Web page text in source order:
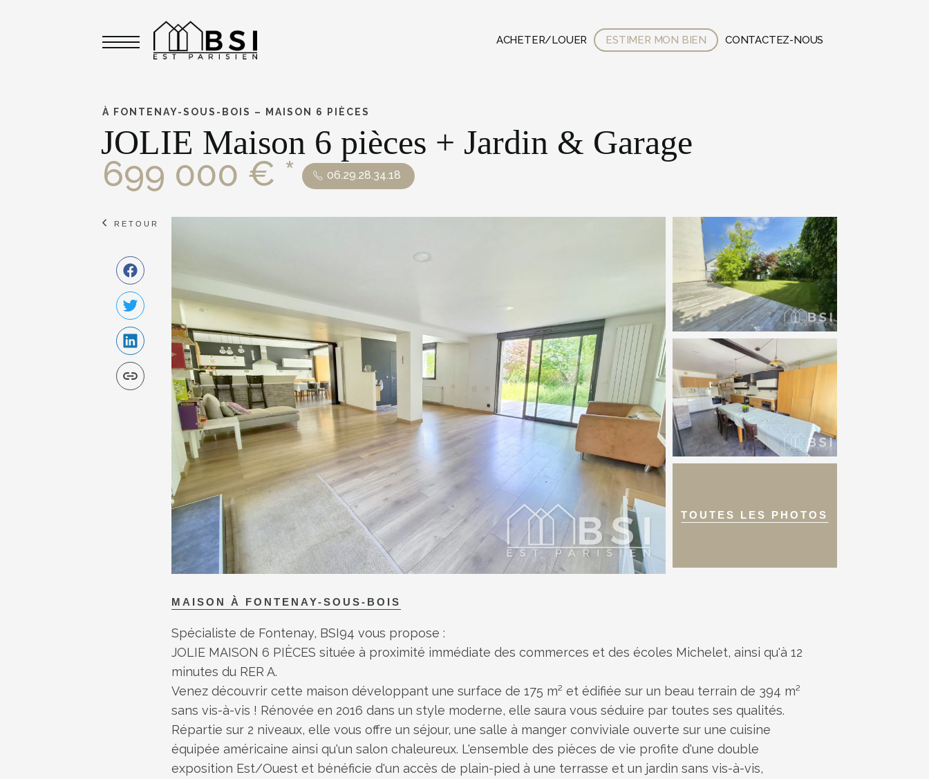
À FONTENAY-SOUS-BOIS – MAISON 6 PIÈCES
JOLIE Maison 6 pièces + Jardin & Garage
699 000 € * 06.29.28.34.18
RETOUR
TOUTES LES PHOTOS
MAISON À FONTENAY-SOUS-BOIS
Spécialiste de Fontenay, BSI94 vous propose :
JOLIE MAISON 6 PIÈCES située à proximité immédiate des commerces et des écoles Michelet, ainsi qu'à 12
minutes du RER A.
Venez découvrir cette maison développant une surface de 175 m² et édifiée sur un beau terrain de 394 m²
sans vis-à-vis ! Rénovée en 2016 dans un style moderne, elle saura vous séduire par toutes ses qualités.
Répartie sur 2 niveaux, elle vous offre un séjour, une salle à manger conviviale ouverte sur une cuisine
équipée américaine ainsi qu'un salon chaleureux. L'ensemble des pièces de vie profite d'une double
exposition Est/Ouest et bénéficie d'un accès de plain-pied à une terrasse et un jardin sans vis-à-vis,
Toggle navigation
ACHETER/LOUER ESTIMER MON BIEN CONTACTEZ-NOUS